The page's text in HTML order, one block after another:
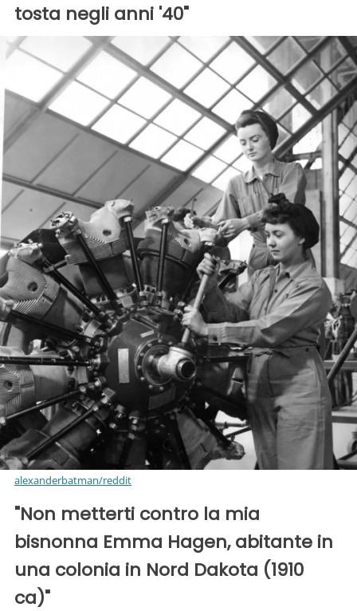
tosta negli anni '40"
alexanderbatman/reddit
"Non metterti contro la mia
bisnonna Emma Hagen, abitante in
una colonia in Nord Dakota (1910
ca)"